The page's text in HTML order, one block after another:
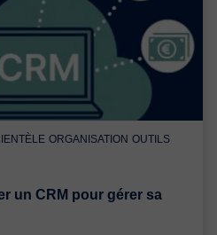
ORGANISATION OUTILS
un CRM pour gérer sa